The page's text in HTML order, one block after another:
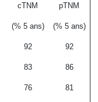
cTNM
(% 5 ans)
pTNM
(% 5 ans)
92 92
83 86
76 81